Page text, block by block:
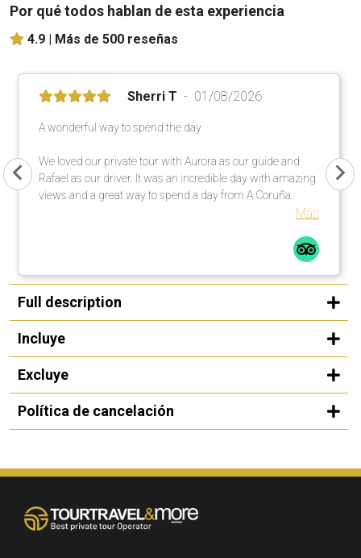
Por qué todos hablan de esta experiencia
4.9 | Más de 500 reseñas
Sherri T 01/08/2026
A wonderful way to spend the day
We loved our private tour with Aurora as our guide and
Rafael as our driver. It was an incredible day with amazing
views and a great way to spend a day from A Coruña.
Más
Full description
Incluye
Excluye
Política de cancelación